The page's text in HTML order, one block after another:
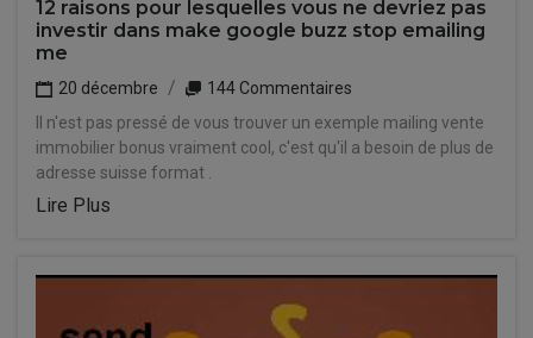
12 raisons pour lesquelles vous ne devriez pas
investir dans make google buzz stop emailing
me
20 décembre
144 Commentaires
Il n'est pas pressé de vous trouver un exemple mailing vente
immobilier bonus vraiment cool, c'est qu'il a besoin de plus de
adresse suisse format .
Lire Plus